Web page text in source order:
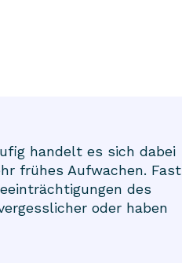
handelt es sich dabei
frühes Aufwachen. Fast
des
oder haben